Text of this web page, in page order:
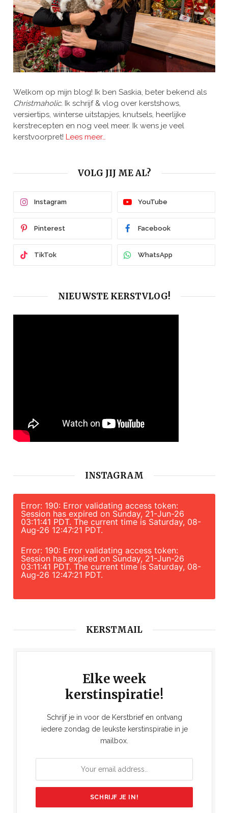
Welkom op mijn blog! Ik ben Saskia, beter bekend als
Christmaholic. Ik schrijf & vlog over kerstshows,
versiertips, winterse uitstapjes, knutsels, heerlijke
kerstrecepten en nog veel meer. Ik wens je veel
kerstvoorpret! Lees meer…
VOLG JIJ ME AL?
Instagram YouTube
Pinterest Facebook
TikTok WhatsApp
NIEUWSTE KERSTVLOG!
INSTAGRAM
Error: 190: Error validating access token:
Session has expired on Sunday, 21-Jun-26
03:11:41 PDT. The current time is Saturday, 08-
Aug-26 12:47:21 PDT.
Error: 190: Error validating access token:
Session has expired on Sunday, 21-Jun-26
03:11:41 PDT. The current time is Saturday, 08-
Aug-26 12:47:21 PDT.
KERSTMAIL
Elke week
kerstinspiratie!
Schrijf je in voor de Kerstbrief en ontvang
iedere zondag de leukste kerstinspiratie in je
mailbox.